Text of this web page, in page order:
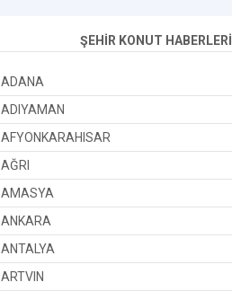
ŞEHİR KONUT HABERLERİ
ADANA
ADIYAMAN
AFYONKARAHISAR
AĞRI
AMASYA
ANKARA
ANTALYA
ARTVIN